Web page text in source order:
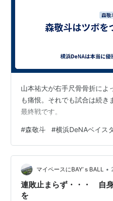
山本祐大が右手尺骨骨折によ
も痛恨。それでも試合は続き
最終戦です。
#森敬斗 #横浜DeNAベイス
マイペースにBAY’ｓBALL •
連敗止まらず・・・ 自
を